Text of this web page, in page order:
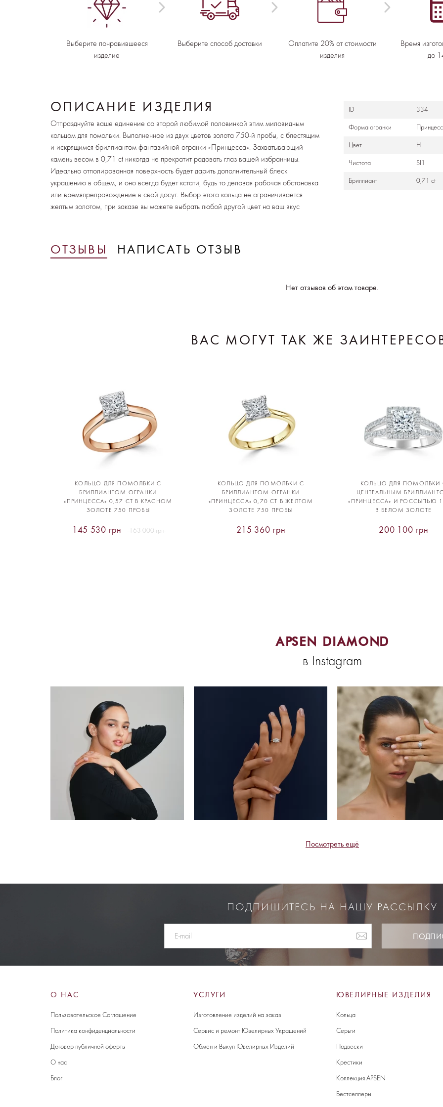
Выберите понравившееся
изделие
Выберите способ доставки
Оплатите 20% от стоимости
изделия
Время
до
ОПИСАНИЕ ИЗДЕЛИЯ
Отпразднуйте ваше единение со второй любимой половинкой этим миловидным
кольцом для помолвки. Выполненное из двух цветов золота 750-й пробы, с блестящим
и искрящимся бриллиантом фантазийной огранки «Принцесса». Захватывающий
камень весом в 0,71 ct никогда не прекратит радовать глаз вашей избранницы.
Идеально отполированная поверхность будет дарить дополнительный блеск
украшению в общем, и оно всегда будет кстати, будь то деловая рабочая обстановка
или времяпрепровождение в свой досуг. Выбор этого кольца не ограничивается
желтым золотом, при заказе вы можете выбрать любой другой цвет на ваш вкус
ID 334
Формa огранки
Цвет H
Чистота SI1
Бриллиант 0,71 ct
ОТЗЫВЫ НАПИСАТЬ ОТЗЫВ
Нет отзывов об этом товаре.
ВАС МОГУТ ТАК ЖЕ
КОЛЬЦО ДЛЯ ПОМОЛВКИ С
БРИЛЛИАНТОМ ОГРАНКИ
«ПРИНЦЕССА» 0,57 CT В КРАСНОМ
ЗОЛОТЕ 750 ПРОБЫ
145 530 грн 163 000 грн
КОЛЬЦО ДЛЯ ПОМОЛВКИ С
БРИЛЛИАНТОМ ОГРАНКИ
«ПРИНЦЕССА» 0,70 CT В ЖЕЛТОМ
ЗОЛОТЕ 750 ПРОБЫ
215 360 грн
КОЛЬЦО ДЛЯ ПОМОЛВКИ
ЦЕНТРАЛЬНЫМ
«ПРИНЦЕССА» И РОССЫПЬЮ
В БЕЛОМ ЗОЛОТЕ
200 100 грн
APSEN DIAMOND
в Instagram
Посмотреть ещё
ПОДПИШИТЕСЬ НА НАШУ РАССЫЛКУ
О НАС
Пользовательское Соглашение
Политика конфиденциальности
Договор публичной оферты
О нас
Блог
УСЛУГИ
Изготовление изделий на заказ
Сервис и ремонт Ювелирных Украшений
Обмен и Выкуп Ювелирных Изделий
ЮВЕЛИРНЫЕ ИЗДЕЛИЯ
Кольца
Серьги
Подвески
Крестики
Коллекция APSEN
Бестселлеры